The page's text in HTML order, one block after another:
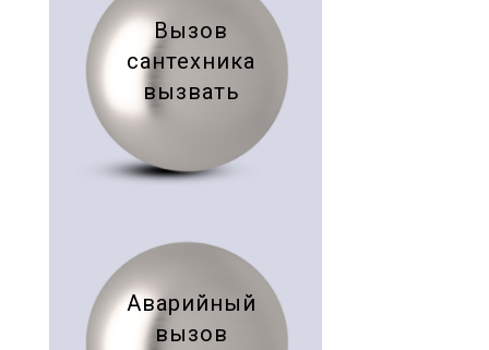
Вызов
сантехника
вызвать
Аварийный
вызов